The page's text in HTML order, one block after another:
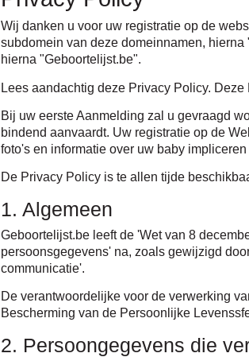
Wij danken u voor uw registratie op de
subdomein van deze domeinnamen,
hierna "Geboortelijst.be".
Lees aandachtig deze Privacy Policy.
Bij uw eerste Aanmelding zal u gevraagd
bindend aanvaardt. Uw registratie op de
foto's en informatie over uw baby
De Privacy Policy is te allen tijde
1. Algemeen
Geboortelijst.be leeft de 'Wet van 8
persoonsgegevens' na, zoals gewijzigd
communicatie'.
De verantwoordelijke voor de verwerking
Bescherming van de Persoonlijke
2. Persoongegevens die